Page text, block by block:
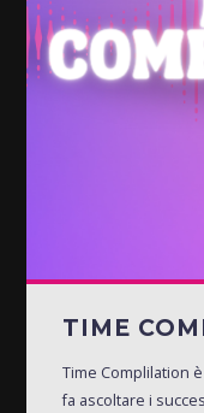
TIME
Time Complilation
fa ascoltare i